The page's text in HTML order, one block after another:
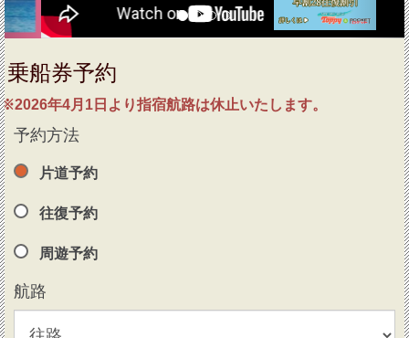
乗船券予約
※2026年4月1日より指宿航路は休止いたします。
予約方法
片道予約
往復予約
周遊予約
航路